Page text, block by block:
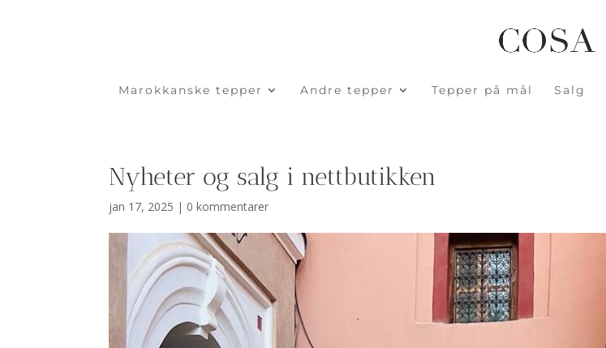
Marokkanske tepper Andre tepper Tepper på mål Salg
Nyheter og salg i nettbutikken
jan 17, 2025 | 0 kommentarer